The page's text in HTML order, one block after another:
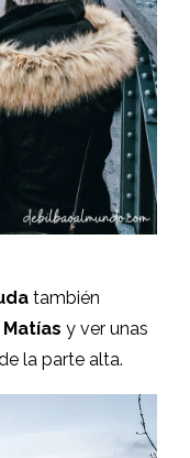
también
y ver unas
la parte alta.